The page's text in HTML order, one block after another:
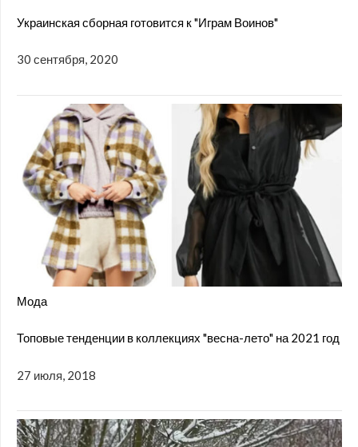
Украинская сборная готовится к "Играм Воинов"
30 сентября, 2020
Мода
Топовые тенденции в коллекциях "весна-лето" на 2021 год
27 июля, 2018